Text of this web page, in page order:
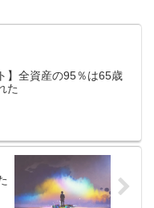
】全資産の95％は65歳
た